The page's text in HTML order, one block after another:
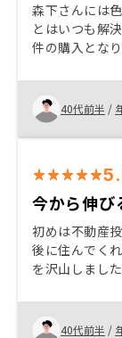
森下さんには
とはいつも解
件の購入とな
出来ればなと
ートも充実し
40代前半 /
今から伸び
初めは不動産
後に住んでく
を沢山しまし
リーシングマ
でした。担当
頼できました。
40代前半 /